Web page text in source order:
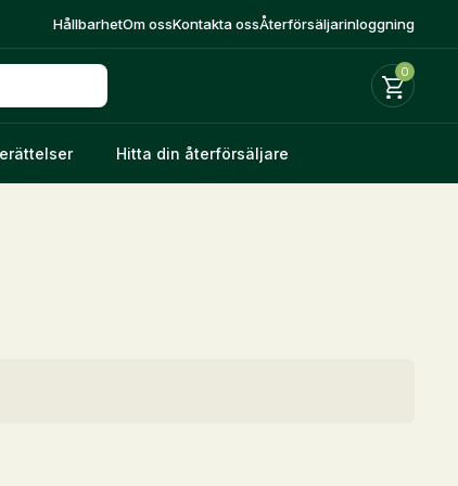
HållbarhetOm ossKontakta ossÅterförsäljarinloggning
0
Hitta din återförsäljare